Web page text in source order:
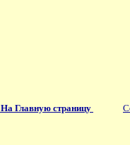
На Главную страницу